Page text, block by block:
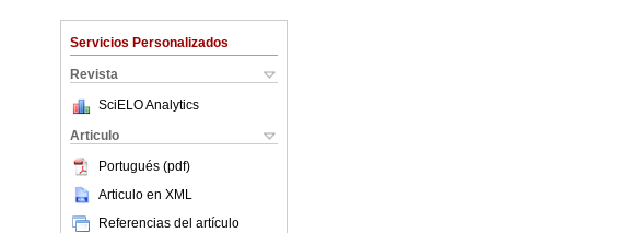
Servicios Personalizados
Revista
SciELO Analytics
Articulo
Portugués (pdf)
Articulo en XML
Referencias del artículo